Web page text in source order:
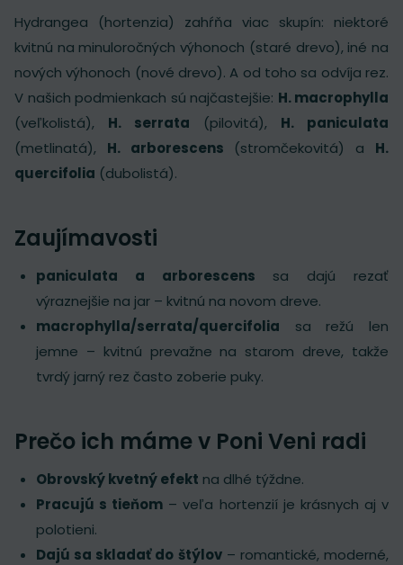
Hydrangea (hortenzia) zahŕňa viac skupín: niektoré
kvitnú na minuloročných výhonoch (staré drevo), iné na
nových výhonoch (nové drevo). A od toho sa odvíja rez.
V našich podmienkach sú najčastejšie: H. macrophylla
(veľkolistá), H. serrata (pilovitá), H. paniculata
(metlinatá), H. arborescens (stromčekovitá) a H.
quercifolia (dubolistá).
Zaujímavosti
paniculata a arborescens sa dajú rezať
výraznejšie na jar – kvitnú na novom dreve.
macrophylla/serrata/quercifolia sa režú len
jemne – kvitnú prevažne na starom dreve, takže
tvrdý jarný rez často zoberie puky.
Prečo ich máme v Poni Veni radi
Obrovský kvetný efekt na dlhé týždne.
Pracujú s tieňom – veľa hortenzií je krásnych aj v
polotieni.
Dajú sa skladať do štýlov– romantické, moderné,